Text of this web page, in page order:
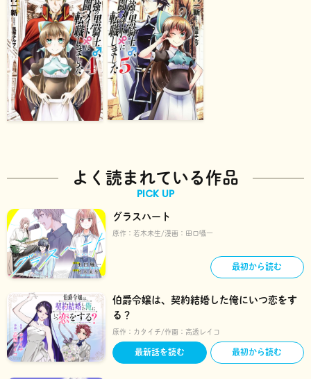
よく読まれている作品
PICK UP
グラスハート
原作： 若木未生 漫画： 田口囁一
最初から読む
伯爵令嬢は、契約結婚した俺にいつ恋をす
る？
原作： カタイチ 作画： 高透レイコ
最新話を読む 最初から読む